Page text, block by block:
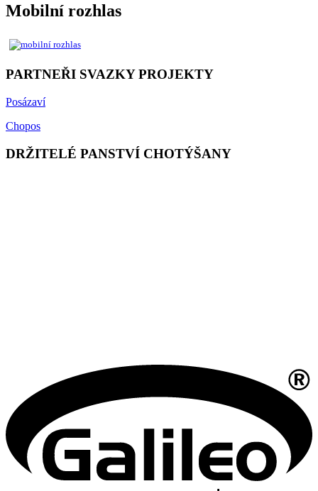
Mobilní rozhlas
PARTNEŘI SVAZKY PROJEKTY
Posázaví
Chopos
DRŽITELÉ PANSTVÍ CHOTÝŠANY